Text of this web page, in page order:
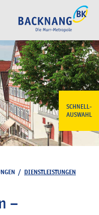
SCHNELL-
AUSWAHL
/ DIENSTLEISTUNGEN
–